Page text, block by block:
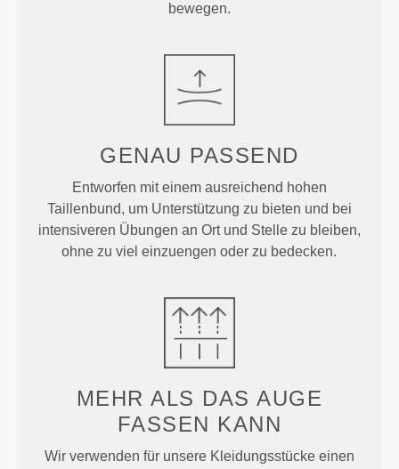
bewegen.
GENAU PASSEND
Entworfen mit einem ausreichend hohen
Taillenbund, um Unterstützung zu bieten und bei
intensiveren Übungen an Ort und Stelle zu bleiben,
ohne zu viel einzuengen oder zu bedecken.
MEHR ALS DAS AUGE
FASSEN KANN
Wir verwenden für unsere Kleidungsstücke einen